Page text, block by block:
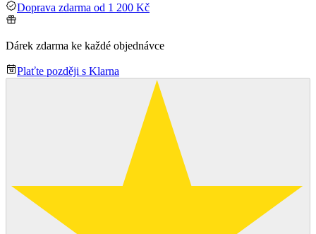
Doprava zdarma od 1 200 Kč
Dárek zdarma ke každé objednávce
Plaťte později s Klarna